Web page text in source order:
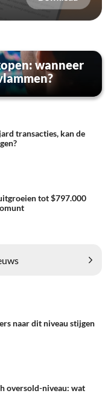
wanneer
transacties, kan de
tot $797.000
naar dit niveau stijgen
oversold-niveau: wat